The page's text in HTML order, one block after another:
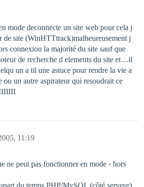
mode deconnecte un site web pour cela j
de site (WinHTTtrack)malheureusement j
connexion la majorité du site sauf que
de recherche d elements du site et…il
un a til une astuce pour rendre la vie a
ou un autre aspirateur qui resoudrait ce
11:19
ne peut pas fonctionner en mode ‹ hors
du temps PHP/MySQL (côté serveur).